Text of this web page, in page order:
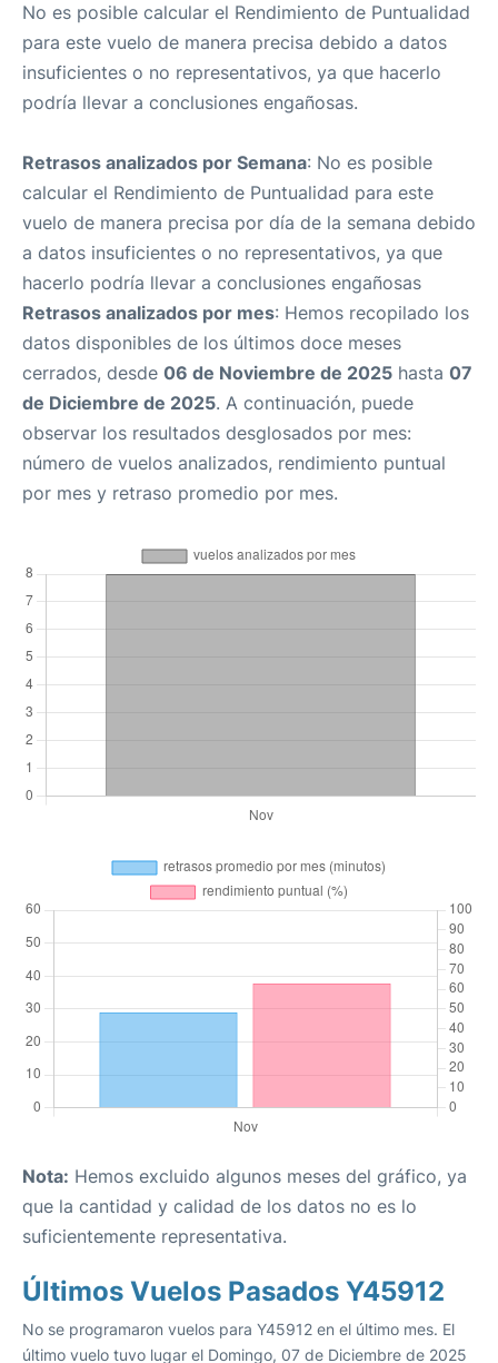
No es posible calcular el Rendimiento de Puntualidad
para este vuelo de manera precisa debido a datos
insuficientes o no representativos, ya que hacerlo
podría llevar a conclusiones engañosas.
Retrasos analizados por Semana: No es posible
calcular el Rendimiento de Puntualidad para este
vuelo de manera precisa por día de la semana debido
a datos insuficientes o no representativos, ya que
hacerlo podría llevar a conclusiones engañosas
Retrasos analizados por mes: Hemos recopilado los
datos disponibles de los últimos doce meses
cerrados, desde 06 de Noviembre de 2025 hasta 07
de Diciembre de 2025. A continuación, puede
observar los resultados desglosados por mes:
número de vuelos analizados, rendimiento puntual
por mes y retraso promedio por mes.
Nota: Hemos excluido algunos meses del gráfico, ya
que la cantidad y calidad de los datos no es lo
suficientemente representativa.
Últimos Vuelos Pasados Y45912
No se programaron vuelos para Y45912 en el último mes. El
último vuelo tuvo lugar el Domingo, 07 de Diciembre de 2025